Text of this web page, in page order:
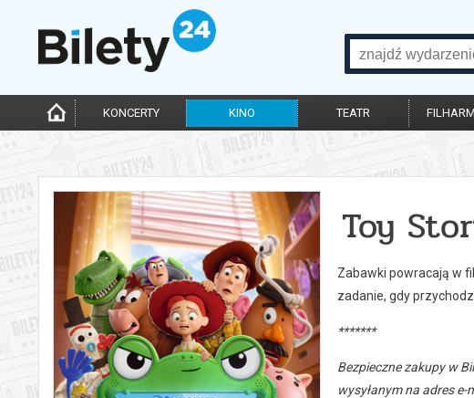
KONCERTY KINO TEATR
Toy
Zabawki powracają w
zadanie, gdy
*******
Bezpieczne zakupy w
wysyłanym na adres